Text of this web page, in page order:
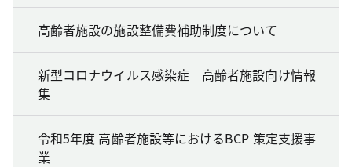
高齢者施設の施設整備費補助制度について
新型コロナウイルス感染症 高齢者施設向け情報
集
令和5年度 高齢者施設等におけるBCP 策定支援事
業